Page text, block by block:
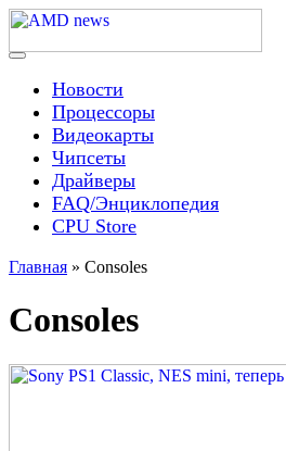
Skip
content
AMD news
Menu
Новости
Процессоры
Видеокарты
Чипсеты
Драйверы
FAQ/Энциклопедия
CPU Store
Главная » Consoles
Consoles